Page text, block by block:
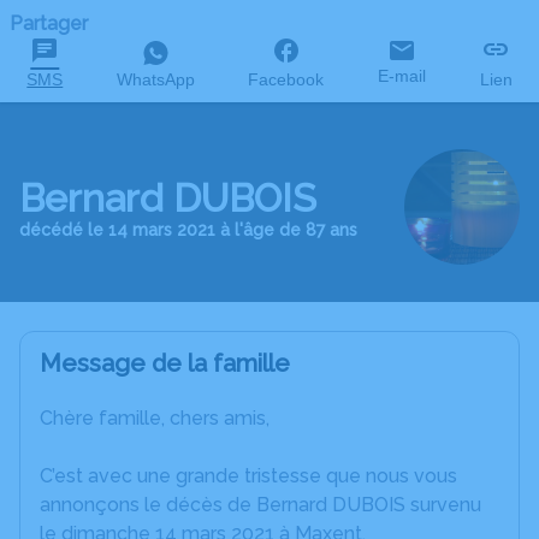
Partager
SMS WhatsApp Facebook E-mail Lien
Bernard DUBOIS
décédé le 14 mars 2021 à l'âge de 87 ans
Message de la famille
Chère famille, chers amis,
C’est avec une grande tristesse que nous vous
annonçons le décès de Bernard DUBOIS survenu
le dimanche 14 mars 2021 à Maxent.